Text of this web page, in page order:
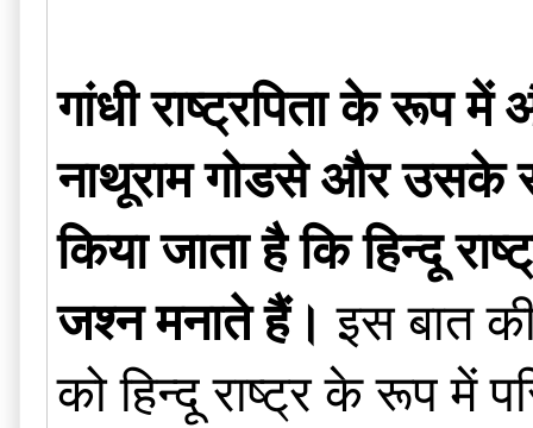
गांधी राष्ट्रपिता के रूप में
नाथूराम गोडसे और उसके
किया जाता है कि हिन्दू
जश्न मनाते हैं। इस बात
को हिन्दू राष्ट्र के रूप में